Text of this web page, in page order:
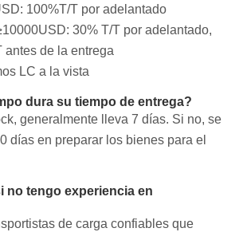
100%T/T por adelantado
30% T/T por adelantado,
antes de la entrega
LC a la vista
dura su tiempo de entrega?
generalmente lleva 7 días. Si no, se
días en preparar los bienes para el
no tengo experiencia en
de carga confiables que